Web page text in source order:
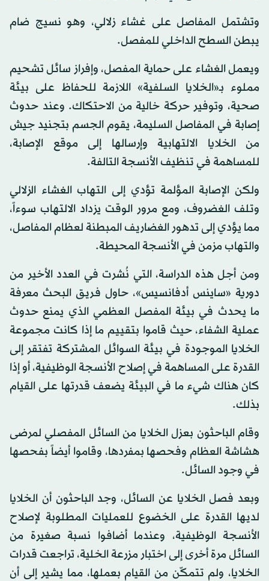
وتشتمل المفاصل على غشاء زلالي، وهو نسيج ضام
يبطن السطح الداخلي للمفصل.
ويعمل الغشاء على حماية المفصل، وإفراز سائل تشحيم
مملوء بـ«الخلايا السلفية» اللازمة للحفاظ على بيئة
صحية، وتوفير حركة خالية من الاحتكاك. وعند حدوث
إصابة في المفاصل السليمة، يقوم الجسم بتجنيد جيش
من الخلايا الالتهابية وإرسالها إلى موقع الإصابة،
للمساهمة في تنظيف الأنسجة التالفة.
ولكن الإصابة المؤلمة تؤدي إلى التهاب الغشاء الزلالي
وتلف الغضروف، ومع مرور الوقت يزداد الالتهاب سوءاً،
مما يؤدي إلى تدهور الغضاريف المبطنة لعظام المفاصل،
والتهاب مزمن في الأنسجة المحيطة.
ومن أجل هذه الدراسة، التي نُشرت في العدد الأخير من
دورية «ساينس أدفانسيس»، حاول فريق البحث معرفة
ما يحدث في بيئة المفصل العظمي الذي يمنع حدوث
عملية الشفاء، حيث قاموا بتقييم ما إذا كانت مجموعة
الخلايا الموجودة في بيئة السوائل المشتركة تفتقر إلى
القدرة على المساهمة في إصلاح الأنسجة الوظيفية، أو إذا
كان هناك شيء ما في البيئة يضعف قدرتها على القيام
بذلك.
وقام الباحثون بعزل الخلايا من السائل المفصلي لمرضى
هشاشة العظام وفحصها بمفردها، وقاموا أيضاً بفحصها
في وجود السائل.
وبعد فصل الخلايا عن السائل، وجد الباحثون أن الخلايا
لديها القدرة على الخضوع للعمليات المطلوبة لإصلاح
الأنسجة الوظيفية، وعندما أضافوا نسبة صغيرة من
السائل مرة أخرى إلى اختبار مزرعة الخلية، تراجعت قدرات
الخلايا، ولم تتمكّن من القيام بعملها، مما يشير إلى أن